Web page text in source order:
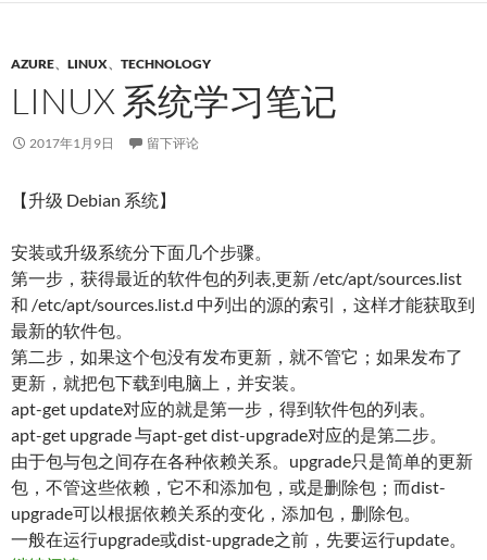
AZURE、 LINUX、 TECHNOLOGY
LINUX 系统学习笔记
2017年1月9日 留下评论
【升级 Debian 系统】
安装或升级系统分下面几个步骤。
第一步，获得最近的软件包的列表,更新 /etc/apt/sources.list
和 /etc/apt/sources.list.d 中列出的源的索引，这样才能获取到
最新的软件包。
第二步，如果这个包没有发布更新，就不管它；如果发布了
更新，就把包下载到电脑上，并安装。
apt-get update对应的就是第一步，得到软件包的列表。
apt-get upgrade 与apt-get dist-upgrade对应的是第二步。
由于包与包之间存在各种依赖关系。upgrade只是简单的更新
包，不管这些依赖，它不和添加包，或是删除包；而dist-
upgrade可以根据依赖关系的变化，添加包，删除包。
一般在运行upgrade或dist-upgrade之前，先要运行update。